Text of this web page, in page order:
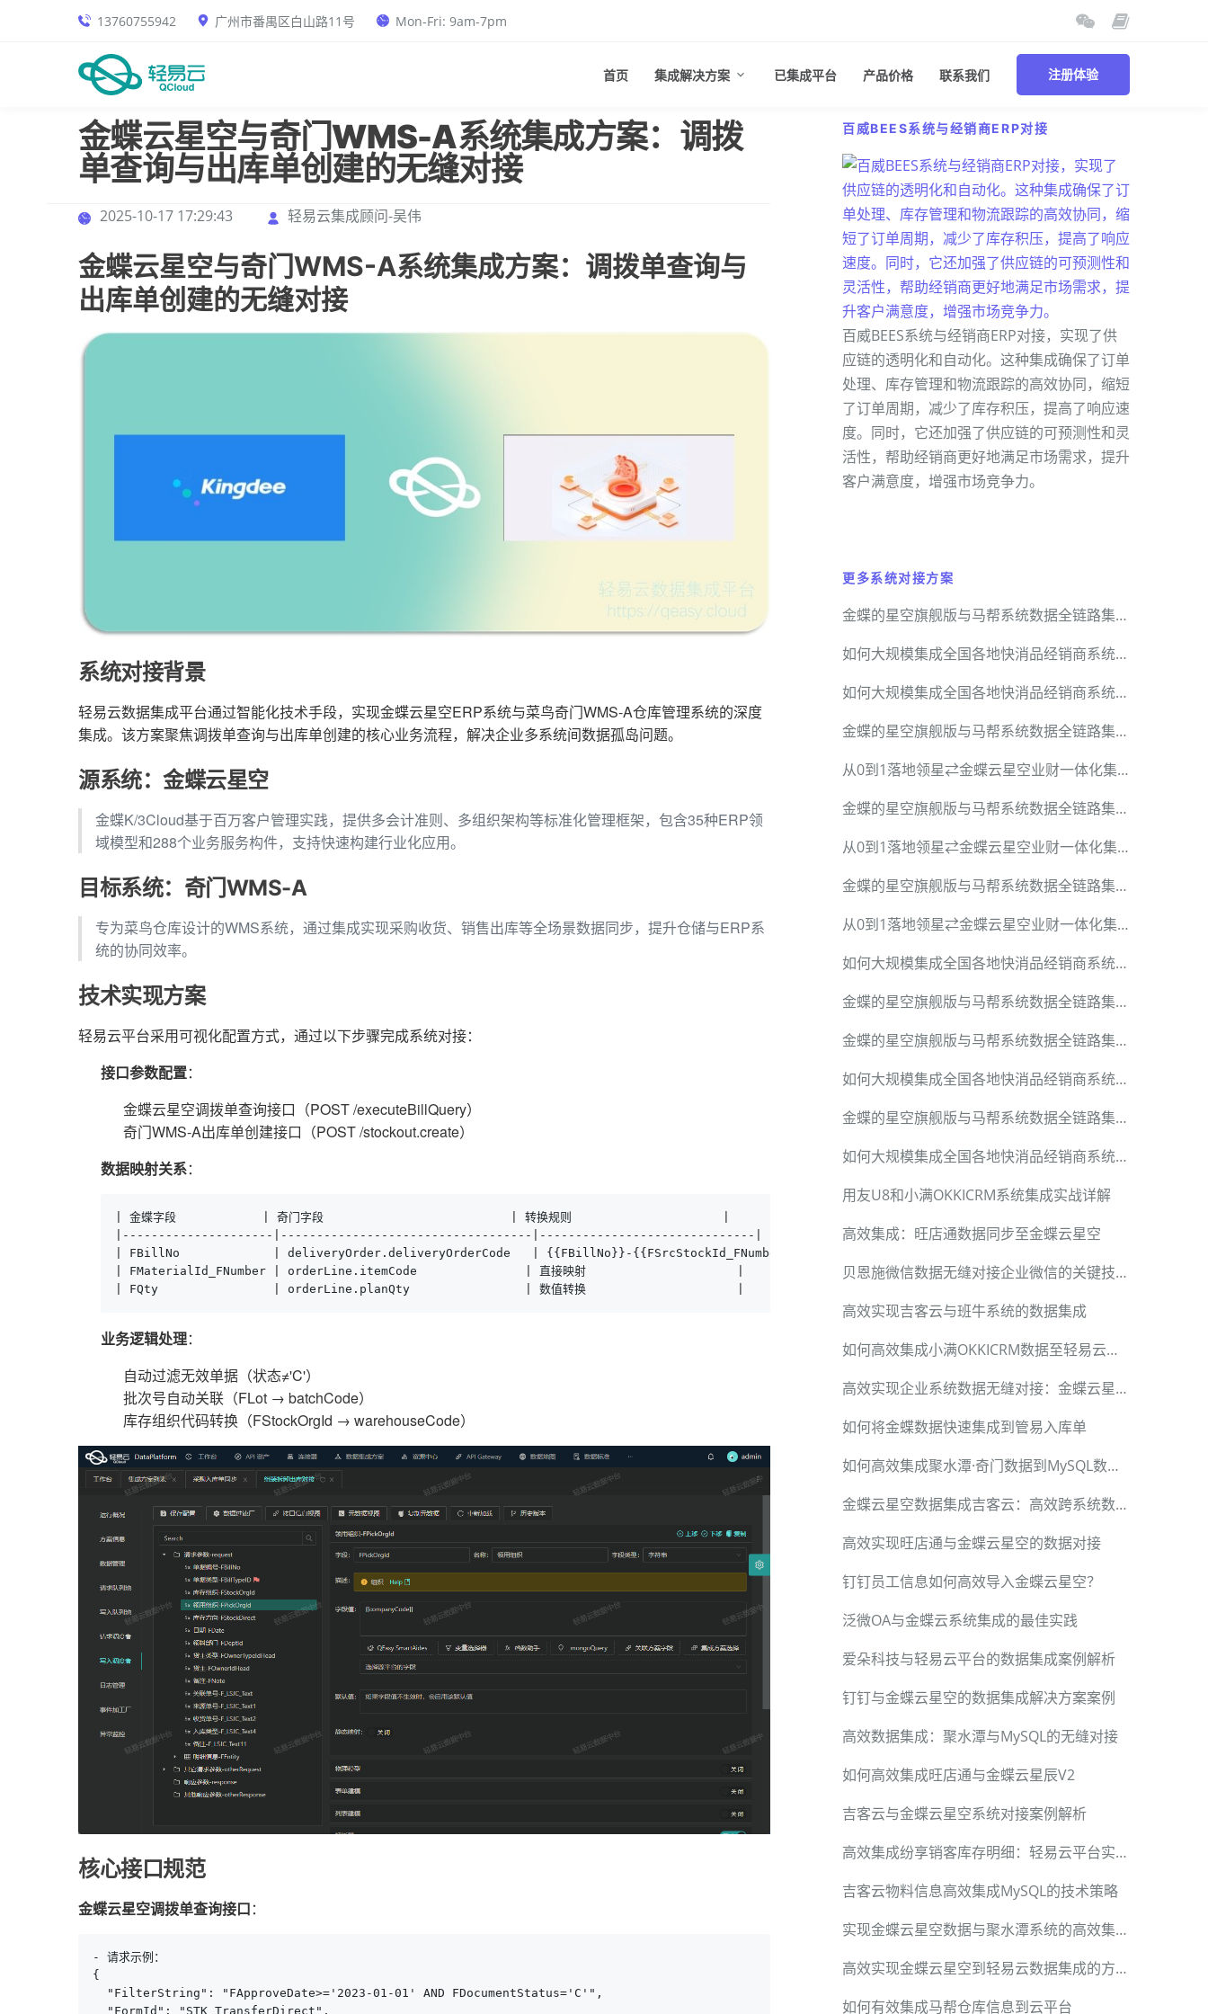
13760755942 广州市番禺区白山路11号 Mon-Fri: 9am-7pm
首页 集成解决方案 已集成平台 产品价格 联系我们 注册体验
金蝶云星空与奇门WMS-A系统集成方案：调拨
单查询与出库单创建的无缝对接
2025-10-17 17:29:43 轻易云集成顾问-吴伟
金蝶云星空与奇门WMS-A系统集成方案：调拨单查询与
出库单创建的无缝对接
系统对接背景
轻易云数据集成平台通过智能化技术手段，实现金蝶云星空ERP系统与菜鸟奇门WMS-A仓库管理系统的深度
集成。该方案聚焦调拨单查询与出库单创建的核心业务流程，解决企业多系统间数据孤岛问题。
源系统：金蝶云星空
金蝶K/3Cloud基于百万客户管理实践，提供多会计准则、多组织架构等标准化管理框架，包含35种ERP领
域模型和288个业务服务构件，支持快速构建行业化应用。
目标系统：奇门WMS-A
专为菜鸟仓库设计的WMS系统，通过集成实现采购收货、销售出库等全场景数据同步，提升仓储与ERP系
统的协同效率。
技术实现方案
轻易云平台采用可视化配置方式，通过以下步骤完成系统对接：
接口参数配置：
金蝶云星空调拨单查询接口（POST /executeBillQuery）
奇门WMS-A出库单创建接口（POST /stockout.create）
数据映射关系：
| 金蝶字段            | 奇门字段                          | 转换规则                     |
|---------------------|-----------------------------------|------------------------------|
| FBillNo             | deliveryOrder.deliveryOrderCode   | {{FBillNo}}-{{FSrcStockId_FNumber}} |
| FMaterialId_FNumber | orderLine.itemCode               | 直接映射                     |
| FQty                | orderLine.planQty                | 数值转换                     |
业务逻辑处理：
自动过滤无效单据（状态≠'C'）
批次号自动关联（FLot → batchCode）
库存组织代码转换（FStockOrgId → warehouseCode）
核心接口规范
金蝶云星空调拨单查询接口：
- 请求示例：
{
  "FilterString": "FApproveDate>='2023-01-01' AND FDocumentStatus='C'",
  "FormId": "STK_TransferDirect",
百威BEES系统与经销商ERP对接
百威BEES系统与经销商ERP对接，实现了供
应链的透明化和自动化。这种集成确保了订单
处理、库存管理和物流跟踪的高效协同，缩短
了订单周期，减少了库存积压，提高了响应速
度。同时，它还加强了供应链的可预测性和灵
活性，帮助经销商更好地满足市场需求，提升
客户满意度，增强市场竞争力。
更多系统对接方案
金蝶的星空旗舰版与马帮系统数据全链路集成
如何大规模集成全国各地快消品经销商系统数据
如何大规模集成全国各地快消品经销商系统数据
金蝶的星空旗舰版与马帮系统数据全链路集成
从0到1落地领星⇄金蝶云星空业财一体化集成
金蝶的星空旗舰版与马帮系统数据全链路集成
从0到1落地领星⇄金蝶云星空业财一体化集成
金蝶的星空旗舰版与马帮系统数据全链路集成
从0到1落地领星⇄金蝶云星空业财一体化集成
如何大规模集成全国各地快消品经销商系统数据
金蝶的星空旗舰版与马帮系统数据全链路集成
金蝶的星空旗舰版与马帮系统数据全链路集成
如何大规模集成全国各地快消品经销商系统数据
金蝶的星空旗舰版与马帮系统数据全链路集成
如何大规模集成全国各地快消品经销商系统数据
用友U8和小满OKKICRM系统集成实战详解
高效集成：旺店通数据同步至金蝶云星空
贝恩施微信数据无缝对接企业微信的关键技术
高效实现吉客云与班牛系统的数据集成
如何高效集成小满OKKICRM数据至轻易云平台
高效实现企业系统数据无缝对接：金蝶云星空与每刻支付账户案例分析
如何将金蝶数据快速集成到管易入库单
如何高效集成聚水潭·奇门数据到MySQL数据库
金蝶云星空数据集成吉客云：高效跨系统数据对接
高效实现旺店通与金蝶云星空的数据对接
钉钉员工信息如何高效导入金蝶云星空？
泛微OA与金蝶云系统集成的最佳实践
爱朵科技与轻易云平台的数据集成案例解析
钉钉与金蝶云星空的数据集成解决方案案例
高效数据集成：聚水潭与MySQL的无缝对接
如何高效集成旺店通与金蝶云星辰V2
吉客云与金蝶云星空系统对接案例解析
高效集成纷享销客库存明细：轻易云平台实战案例
吉客云物料信息高效集成MySQL的技术策略
实现金蝶云星空数据与聚水潭系统的高效集成方案
高效实现金蝶云星空到轻易云数据集成的方法
如何有效集成马帮仓库信息到云平台